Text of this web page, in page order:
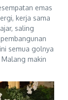
emas
kerja sama
saling
semua golnya
makin